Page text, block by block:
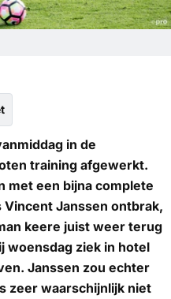
in de
training afgewerkt.
met een bijna complete
Janssen ontbrak,
keere juist weer terug
woensdag ziek in hotel
Janssen zou echter
zeer waarschijnlijk niet